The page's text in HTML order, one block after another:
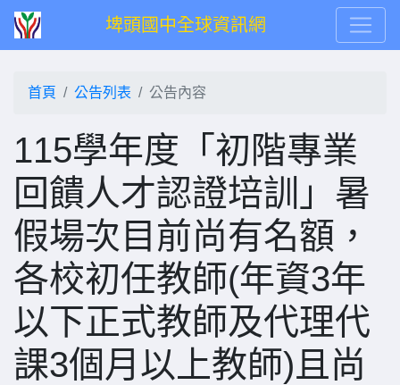
埤頭國中全球資訊網
首頁 公告列表 公告內容
115學年度「初階專業
回饋人才認證培訓」暑
假場次目前尚有名額，
各校初任教師(年資3年
以下正式教師及代理代
課3個月以上教師)且尚